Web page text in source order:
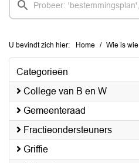
U bevindt zich hier: Home Wie is wie
Categorieën
College van B en W
Gemeenteraad
Fractieondersteuners
Griffie